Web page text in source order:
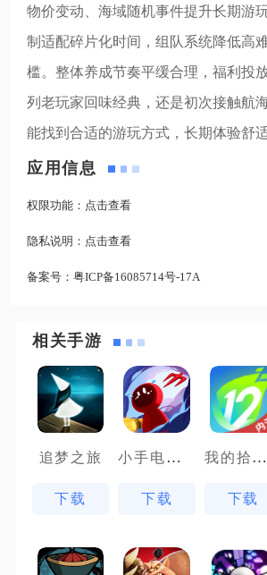
物价变动、海域随机事件提升长期游
制适配碎片化时间，组队系统降低高
槛。整体养成节奏平缓合理，福利投
列老玩家回味经典，还是初次接触航
能找到合适的游玩方式，长期体验舒适
应用信息
权限功能： 点击查看
隐私说明： 点击查看
备案号： 粤ICP备16085714号-17A
相关手游
追梦之旅
下载
小手电大派对
下载
我的拾贰世界
下载